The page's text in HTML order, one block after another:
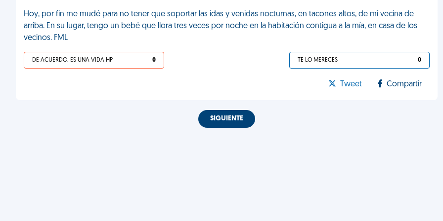
Hoy, por fin me mudé para no tener que soportar las idas y venidas nocturnas, en tacones altos, de mi vecina de
arriba. En su lugar, tengo un bebé que llora tres veces por noche en la habitación contigua a la mía, en casa de los
vecinos. FML
DE ACUERDO, ES UNA VIDA HP 0 TE LO MERECES 0
Tweet Compartir
SIGUIENTE